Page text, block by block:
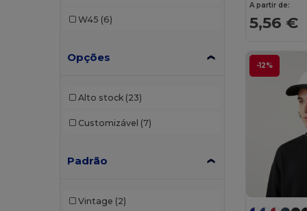
W45 (6)
Opções
Alto stock (23)
Customizável (7)
Padrão
Vintage (2)
A partir de:
5,56 €
-12%